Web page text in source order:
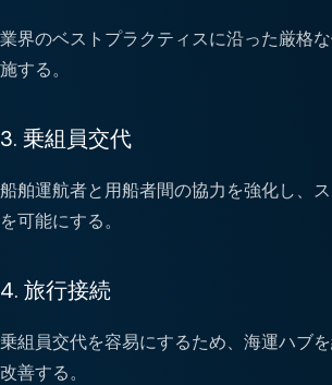
業界のベストプラクティスに沿った厳格
施する。
3. 乗組員交代
船舶運航者と用船者間の協力を強化し、
を可能にする。
4. 旅行接続
乗組員交代を容易にするため、海運ハブ
改善する。